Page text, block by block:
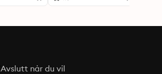
Avslutt når du vil